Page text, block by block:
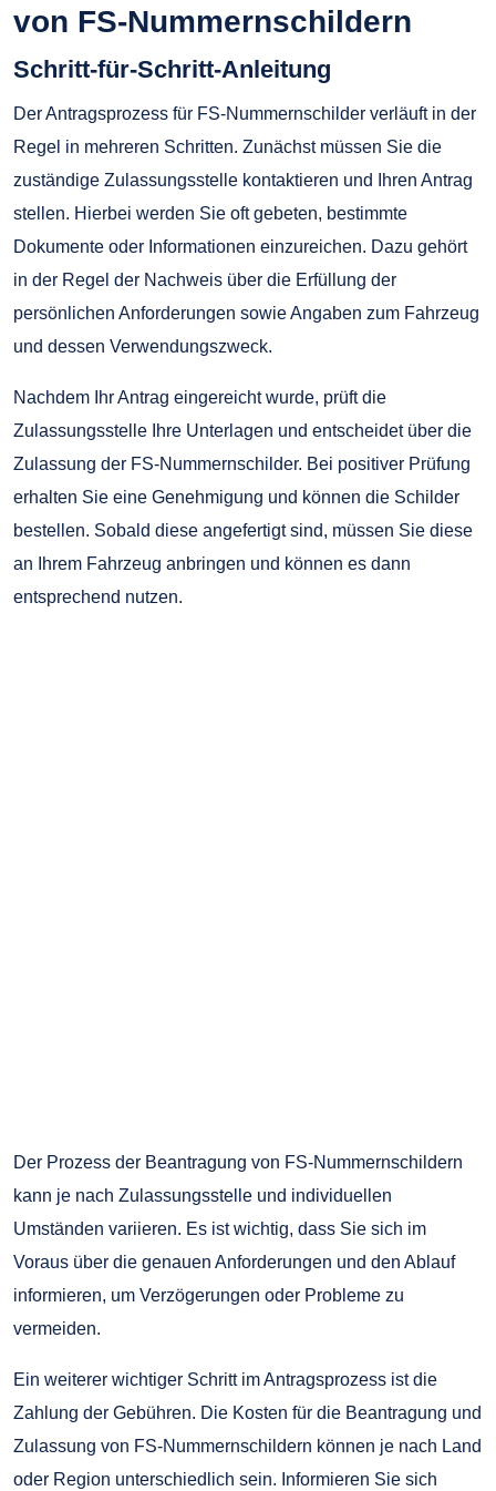
von FS-Nummernschildern
Schritt-für-Schritt-Anleitung
Der Antragsprozess für FS-Nummernschilder verläuft in der
Regel in mehreren Schritten. Zunächst müssen Sie die
zuständige Zulassungsstelle kontaktieren und Ihren Antrag
stellen. Hierbei werden Sie oft gebeten, bestimmte
Dokumente oder Informationen einzureichen. Dazu gehört
in der Regel der Nachweis über die Erfüllung der
persönlichen Anforderungen sowie Angaben zum Fahrzeug
und dessen Verwendungszweck.
Nachdem Ihr Antrag eingereicht wurde, prüft die
Zulassungsstelle Ihre Unterlagen und entscheidet über die
Zulassung der FS-Nummernschilder. Bei positiver Prüfung
erhalten Sie eine Genehmigung und können die Schilder
bestellen. Sobald diese angefertigt sind, müssen Sie diese
an Ihrem Fahrzeug anbringen und können es dann
entsprechend nutzen.
Der Prozess der Beantragung von FS-Nummernschildern
kann je nach Zulassungsstelle und individuellen
Umständen variieren. Es ist wichtig, dass Sie sich im
Voraus über die genauen Anforderungen und den Ablauf
informieren, um Verzögerungen oder Probleme zu
vermeiden.
Ein weiterer wichtiger Schritt im Antragsprozess ist die
Zahlung der Gebühren. Die Kosten für die Beantragung und
Zulassung von FS-Nummernschildern können je nach Land
oder Region unterschiedlich sein. Informieren Sie sich